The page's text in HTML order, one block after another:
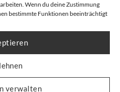
Wenn du deine Zustimmung
bestimmte Funktionen beeinträchtigt
verwalten
100x100x200cm